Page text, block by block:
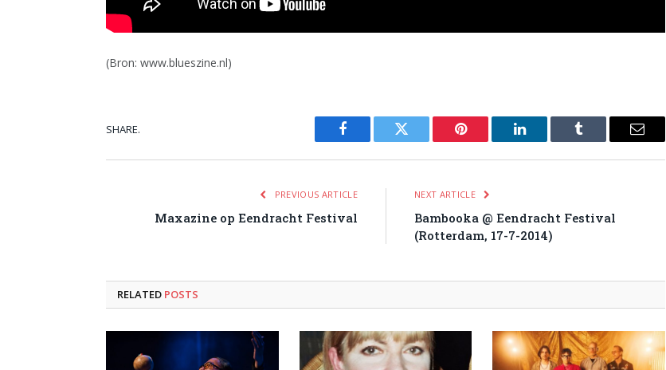
(Bron: www.blueszine.nl)
SHARE.
Facebook Twitter Pinterest LinkedIn Tumblr Email
PREVIOUS ARTICLE
Maxazine op Eendracht Festival
NEXT ARTICLE
Bambooka @ Eendracht Festival
(Rotterdam, 17-7-2014)
RELATED POSTS